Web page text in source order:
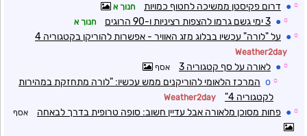
☼
● דרום פקיסטן ממשיכה לחטוף כמויות חנוך א
☼
● 3 ימי גשם גרמו להצפות רציניות ו-90 הרוגים חנוך א
☼
● על "לורה" עכשיו בבלוג מזג האוויר - אפשרות להוריקן בקטגוריה 4
Weather2day
☼
● לאורה על סף קטגוריה 3 אסף
☼
o המרכז הלאומי להוריקנים ממש עכשיו: "לורה מתחזקת במהירות
לקטגוריה 4"
Weather2day
☼
● פחות מסוכן מלאורה אבל עדיין חשוב: סופה טרופית בדרך לבאחה אסף